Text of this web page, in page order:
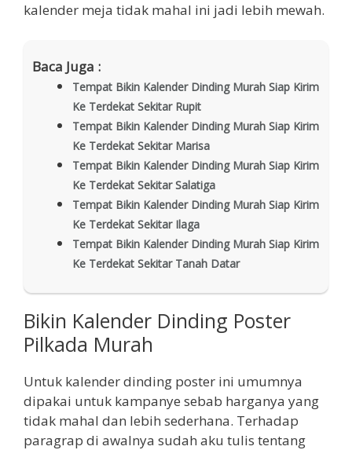
kalender meja tidak mahal ini jadi lebih mewah.
Baca Juga :
Tempat Bikin Kalender Dinding Murah Siap Kirim
Ke Terdekat Sekitar Rupit
Tempat Bikin Kalender Dinding Murah Siap Kirim
Ke Terdekat Sekitar Marisa
Tempat Bikin Kalender Dinding Murah Siap Kirim
Ke Terdekat Sekitar Salatiga
Tempat Bikin Kalender Dinding Murah Siap Kirim
Ke Terdekat Sekitar Ilaga
Tempat Bikin Kalender Dinding Murah Siap Kirim
Ke Terdekat Sekitar Tanah Datar
Bikin Kalender Dinding Poster
Pilkada Murah
Untuk kalender dinding poster ini umumnya
dipakai untuk kampanye sebab harganya yang
tidak mahal dan lebih sederhana. Terhadap
paragrap di awalnya sudah aku tulis tentang